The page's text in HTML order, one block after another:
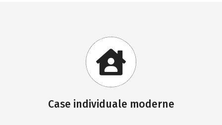
Case individuale moderne